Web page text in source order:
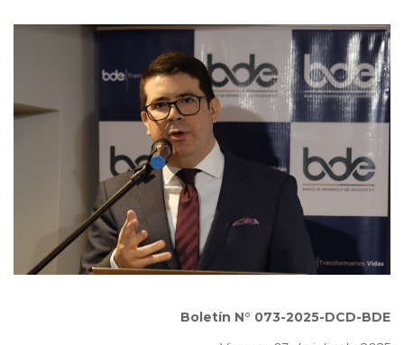
Boletín N° 073-2025-DCD-BDE